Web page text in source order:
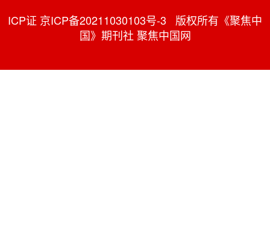
ICP证 京ICP备20211030103号-3 版权所有《聚焦中
国》期刊社 聚焦中国网